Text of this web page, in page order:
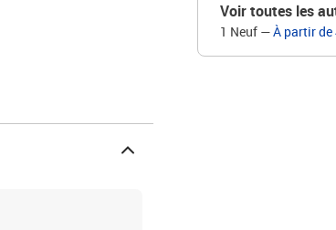
Voir toutes les
1 Neuf —À partir de